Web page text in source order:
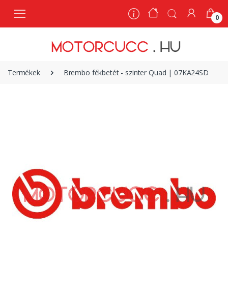
0
Termékek Brembo fékbetét - szinter Quad | 07KA24SD
0